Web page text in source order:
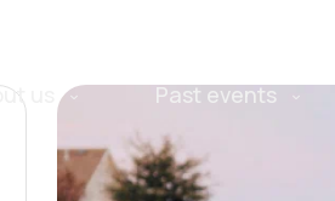
us Past events